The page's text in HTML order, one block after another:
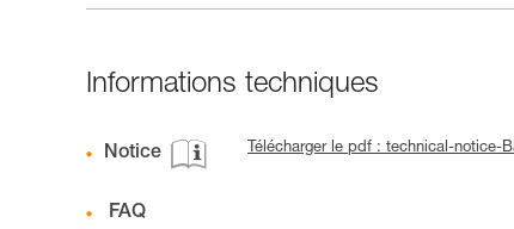
Informations techniques
Notice Télécharger le pdf : technical-notice-
FAQ